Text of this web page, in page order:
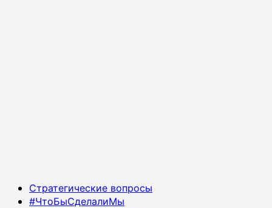
Основное
меню
Стратегические вопросы
#ЧтоБыСделалиМы